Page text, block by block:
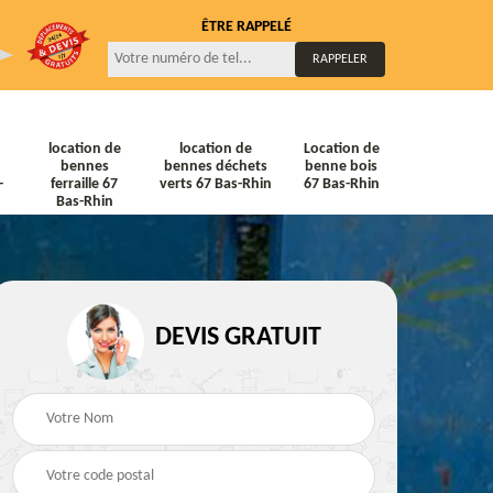
ÊTRE RAPPELÉ
location de
bennes
ferraille 67
Bas-Rhin
location de
bennes déchets
verts 67 Bas-Rhin
Location de
benne bois
67 Bas-Rhin
Location de bennes à
gravats 67 Bas-Rhin
Location de bennes
Tout venant 67 Bas-
DEVIS GRATUIT